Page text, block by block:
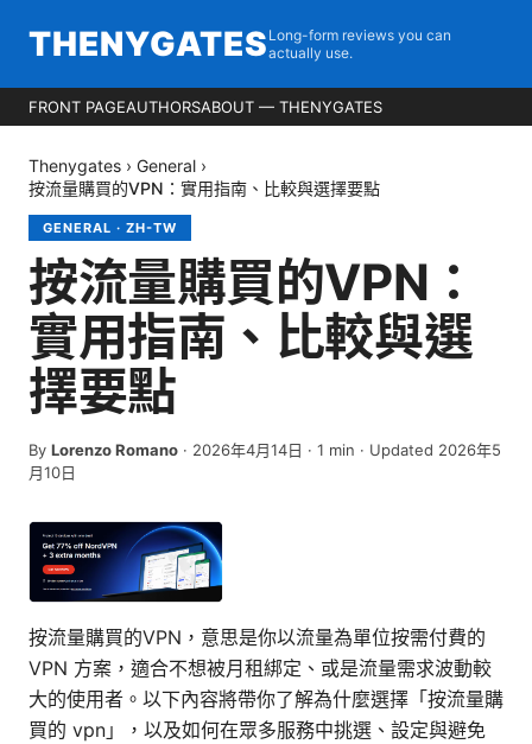
THENYGATES Long-form reviews you can
actually use.
FRONT PAGEAUTHORSABOUT — THENYGATES
Thenygates › General ›
按流量購買的VPN：實用指南、比較與選擇要點
GENERAL · ZH-TW
按流量購買的VPN：
實用指南、比較與選
擇要點
By Lorenzo Romano · 2026年4月14日 · 1 min · Updated 2026年5
月10日
按流量購買的VPN，意思是你以流量為單位按需付費的
VPN 方案，適合不想被月租綁定、或是流量需求波動較
大的使用者。以下內容將帶你了解為什麼選擇「按流量購
買的 vpn」，以及如何在眾多服務中挑選、設定與避免